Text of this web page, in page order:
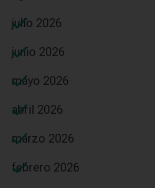
julio 2026
junio 2026
mayo 2026
abril 2026
marzo 2026
febrero 2026